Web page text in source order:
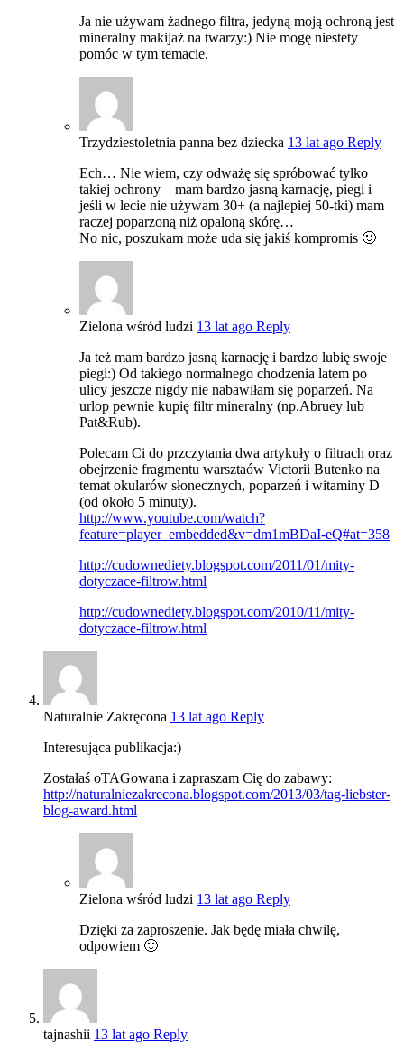
Ja nie używam żadnego filtra, jedyną moją ochroną jest
mineralny makijaż na twarzy:) Nie mogę niestety
pomóc w tym temacie.
Trzydziestoletnia panna bez dziecka 13 lat ago Reply
Ech… Nie wiem, czy odważę się spróbować tylko
takiej ochrony – mam bardzo jasną karnację, piegi i
jeśli w lecie nie używam 30+ (a najlepiej 50-tki) mam
raczej poparzoną niż opaloną skórę…
No nic, poszukam może uda się jakiś kompromis 🙂
Zielona wśród ludzi 13 lat ago Reply
Ja też mam bardzo jasną karnację i bardzo lubię swoje
piegi:) Od takiego normalnego chodzenia latem po
ulicy jeszcze nigdy nie nabawiłam się poparzeń. Na
urlop pewnie kupię filtr mineralny (np.Abruey lub
Pat&Rub).
Polecam Ci do przczytania dwa artykuły o filtrach oraz
obejrzenie fragmentu warsztaów Victorii Butenko na
temat okularów słonecznych, poparzeń i witaminy D
(od około 5 minuty).
http://www.youtube.com/watch?
feature=player_embedded&v=dm1mBDaI-eQ#at=358
http://cudownediety.blogspot.com/2011/01/mity-
dotyczace-filtrow.html
http://cudownediety.blogspot.com/2010/11/mity-
dotyczace-filtrow.html
Naturalnie Zakręcona 13 lat ago Reply
Interesująca publikacja:)
Zostałaś oTAGowana i zapraszam Cię do zabawy:
http://naturalniezakrecona.blogspot.com/2013/03/tag-liebster-
blog-award.html
Zielona wśród ludzi 13 lat ago Reply
Dzięki za zaproszenie. Jak będę miała chwilę,
odpowiem 🙂
tajnashii 13 lat ago Reply